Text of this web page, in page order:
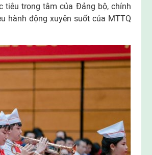
tiêu trọng tâm của Đảng bộ, chính
hành động xuyên suốt của MTTQ